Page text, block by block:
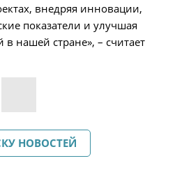
внедряя инновации,
показатели и улучшая
в нашей стране», – считает
НОВОСТЕЙ